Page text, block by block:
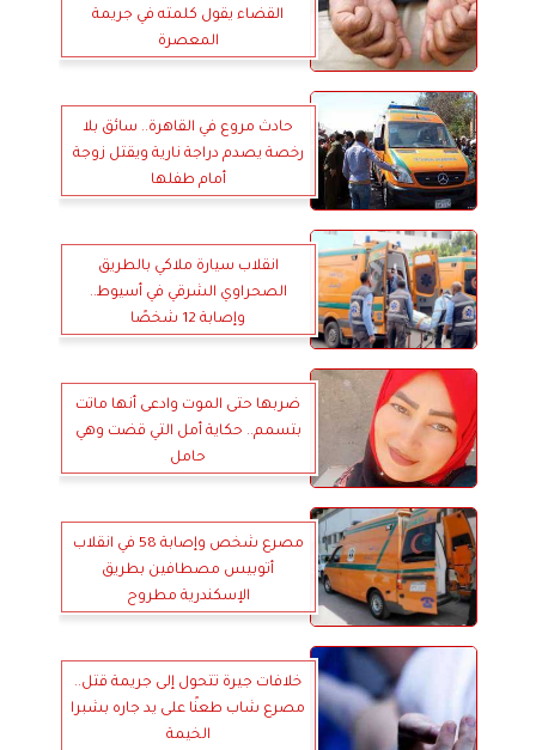
القضاء يقول كلمته في جريمة
المعصرة
حادث مروع في القاهرة.. سائق بلا
رخصة يصدم دراجة نارية ويقتل زوجة
أمام طفلها
انقلاب سيارة ملاكي بالطريق
الصحراوي الشرقي في أسيوط..
وإصابة 12 شخصًا
ضربها حتى الموت وادعى أنها ماتت
بتسمم.. حكاية أمل التي قضت وهي
حامل
مصرع شخص وإصابة 58 في انقلاب
أتوبيس مصطافين بطريق
الإسكندرية مطروح
خلافات جيرة تتحول إلى جريمة قتل..
مصرع شاب طعنًا على يد جاره بشبرا
الخيمة